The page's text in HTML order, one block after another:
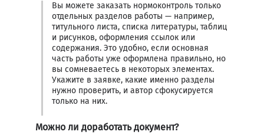
Вы можете заказать нормоконтроль только
отдельных разделов работы — например,
титульного листа, списка литературы, таблиц
и рисунков, оформления ссылок или
содержания. Это удобно, если основная
часть работы уже оформлена правильно, но
вы сомневаетесь в некоторых элементах.
Укажите в заявке, какие именно разделы
нужно проверить, и автор сфокусируется
только на них.
Можно ли доработать документ?